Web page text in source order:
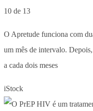
10 de 13
O Apretude funciona com
um mês de intervalo.
a cada dois meses
iStock